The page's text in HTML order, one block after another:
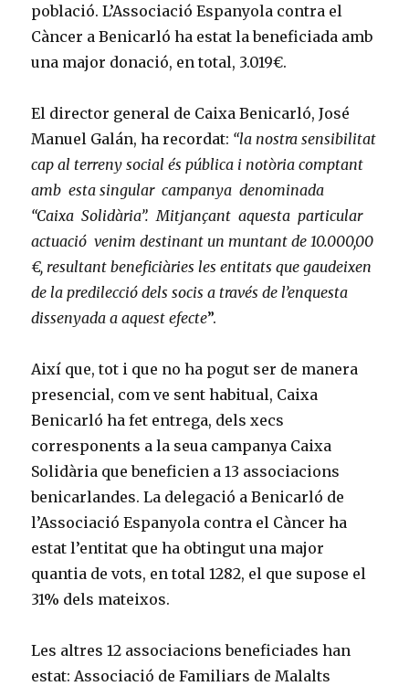
població. L’Associació Espanyola contra el
Càncer a Benicarló ha estat la beneficiada amb
una major donació, en total, 3.019€.
El director general de Caixa Benicarló, José
Manuel Galán, ha recordat: “la nostra sensibilitat
cap al terreny social és pública i notòria comptant
amb esta singular campanya denominada
“Caixa Solidària”. Mitjançant aquesta particular
actuació venim destinant un muntant de 10.000,00
€, resultant beneficiàries les entitats que gaudeixen
de la predilecció dels socis a través de l’enquesta
dissenyada a aquest efecte”.
Així que, tot i que no ha pogut ser de manera
presencial, com ve sent habitual, Caixa
Benicarló ha fet entrega, dels xecs
corresponents a la seua campanya Caixa
Solidària que beneficien a 13 associacions
benicarlandes. La delegació a Benicarló de
l’Associació Espanyola contra el Càncer ha
estat l’entitat que ha obtingut una major
quantia de vots, en total 1282, el que supose el
31% dels mateixos.
Les altres 12 associacions beneficiades han
estat: Associació de Familiars de Malalts